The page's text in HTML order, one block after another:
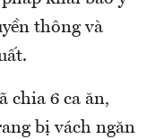
thông và
chia 6 ca ăn,
bị vách ngăn